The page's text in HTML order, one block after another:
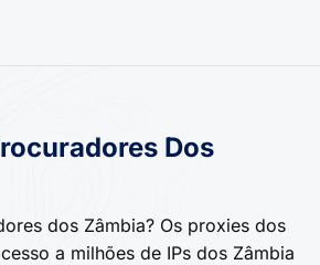
Dos
dos Zâmbia? Os proxies dos
a milhões de IPs dos Zâmbia